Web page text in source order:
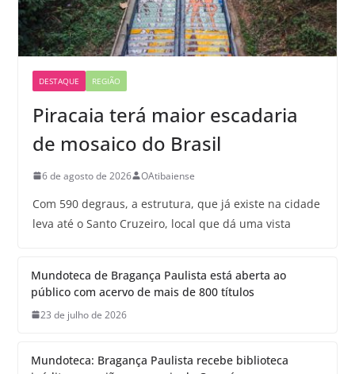
DESTAQUE REGIÃO
Piracaia terá maior escadaria
de mosaico do Brasil
6 de agosto de 2026 OAtibaiense
Com 590 degraus, a estrutura, que já existe na cidade
leva até o Santo Cruzeiro, local que dá uma vista
Mundoteca de Bragança Paulista está aberta ao
público com acervo de mais de 800 títulos
23 de julho de 2026
Mundoteca: Bragança Paulista recebe biblioteca